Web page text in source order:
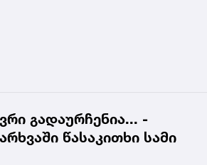
გადაურჩენია... -
წასაკითხი სამი